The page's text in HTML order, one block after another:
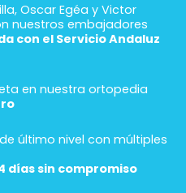
Oscar Egéa y Victor
nuestros embajadores
con el Servicio Andaluz
en nuestra ortopedia
último nivel con múltiples
días sin compromiso